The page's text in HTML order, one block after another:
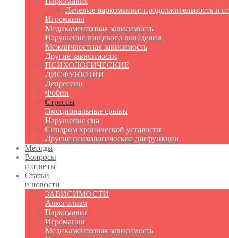
Лечение наркомании: продолжительность и
Игромания
Медикаментозная зависимость
Нарушение пищевого поведения
Межличностная зависимость
Другие зависимости
ПСИХОЛОГИЧЕСКИЕ
ДИСФУНКЦИИ
Депрессии
Фобии
Стрессы
Эмоциональные срывы
Нарушение сна
Синдром хронической усталости
Другие психологические дисфункции
Методы
Вопросы
и ответы
Статьи
и новости
ЗАВИСИМОСТИ
Алкоголизм
Наркомания
Игромания
Медикаментозная зависимость